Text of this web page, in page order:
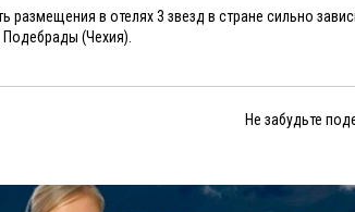
размещения в отелях 3 звезд в стране сильно
(Чехия).
Не забудьте